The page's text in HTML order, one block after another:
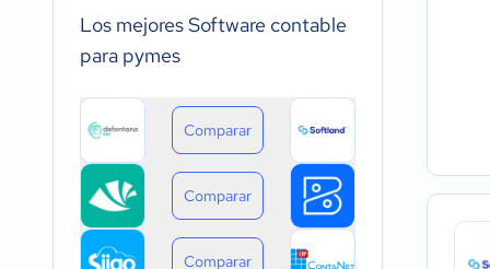
Los mejores Software contable
para pymes
Comparar
Comparar
Comparar